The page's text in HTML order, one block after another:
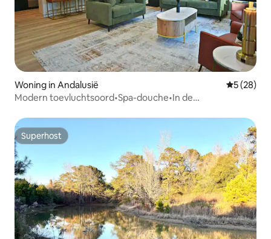
Woning in Andalusië
5 (28)
Modern toevluchtsoord•Spa-douche•In de
Superhost
Superhost